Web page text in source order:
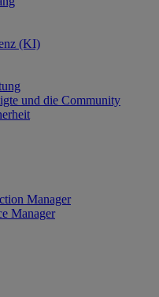
(KI)
und die Community
Manager
Manager